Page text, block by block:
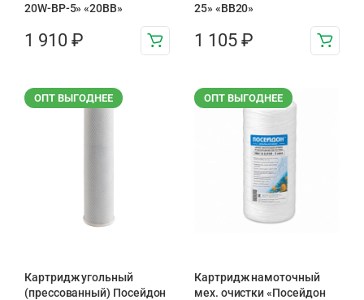
20W-BP-5» «20BB»
1 910 ₽
25» «BB20»
1 105 ₽
ОПТ ВЫГОДНЕЕ
Картридж угольный
(прессованный) Посейдон
ОПТ ВЫГОДНЕЕ
Картридж намоточный
мех. очистки «Посейдон